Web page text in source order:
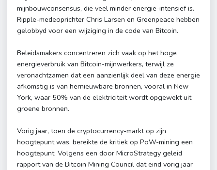
mijnbouwconsensus, die veel minder energie-intensief is.
Ripple-medeoprichter Chris Larsen en Greenpeace hebben
gelobbyd voor een wijziging in de code van Bitcoin.
Beleidsmakers concentreren zich vaak op het hoge
energieverbruik van Bitcoin-mijnwerkers, terwijl ze
veronachtzamen dat een aanzienlijk deel van deze energie
afkomstig is van hernieuwbare bronnen, vooral in New
York, waar 50% van de elektriciteit wordt opgewekt uit
groene bronnen.
Vorig jaar, toen de cryptocurrency-markt op zijn
hoogtepunt was, bereikte de kritiek op PoW-mining een
hoogtepunt. Volgens een door MicroStrategy geleid
rapport van de Bitcoin Mining Council dat eind vorig jaar